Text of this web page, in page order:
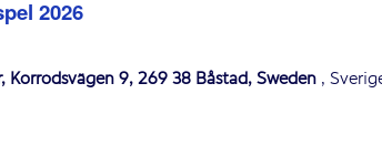
2026
Korrödsvägen 9, 269 38 Båstad, Sweden ,